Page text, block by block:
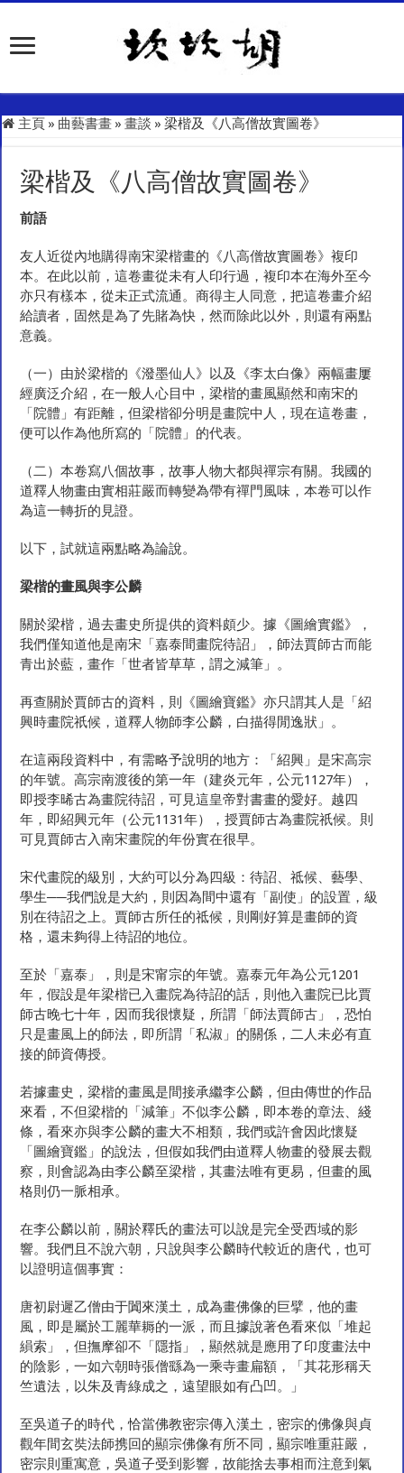
主頁 » 曲藝書畫 » 畫談 » 梁楷及《八高僧故實圖卷》
梁楷及《八高僧故實圖卷》
前語
友人近從內地購得南宋梁楷畫的《八高僧故實圖卷》複印
本。在此以前，這卷畫從未有人印行過，複印本在海外至今
亦只有樣本，從未正式流通。商得主人同意，把這卷畫介紹
給讀者，固然是為了先賭為快，然而除此以外，則還有兩點
意義。
（一）由於梁楷的《潑墨仙人》以及《李太白像》兩幅畫屢
經廣泛介紹，在一般人心目中，梁楷的畫風顯然和南宋的
「院體」有距離，但梁楷卻分明是畫院中人，現在這卷畫，
便可以作為他所寫的「院體」的代表。
（二）本卷寫八個故事，故事人物大都與禪宗有關。我國的
道釋人物畫由實相莊嚴而轉變為帶有禪門風味，本卷可以作
為這一轉折的見證。
以下，試就這兩點略為論說。
梁楷的畫風與李公麟
關於梁楷，過去畫史所提供的資料頗少。據《圖繪實鑑》，
我們僅知道他是南宋「嘉泰間畫院待詔」，師法賈師古而能
青出於藍，畫作「世者皆草草，謂之減筆」。
再查關於賈師古的資料，則《圖繪寶鑑》亦只謂其人是「紹
興時畫院祇候，道釋人物師李公麟，白描得閒逸狀」。
在這兩段資料中，有需略予說明的地方：「紹興」是宋高宗
的年號。高宗南渡後的第一年（建炎元年，公元1127年），
即授李晞古為畫院待詔，可見這皇帝對書畫的愛好。越四
年，即紹興元年（公元1131年），授賈師古為畫院祇候。則
可見賈師古入南宋畫院的年份實在很早。
宋代畫院的級別，大約可以分為四級：待詔、祗候、藝學、
學生──我們說是大約，則因為間中還有「副使」的設置，級
別在待詔之上。賈師古所任的祗候，則剛好算是畫師的資
格，還未夠得上待詔的地位。
至於「嘉泰」，則是宋甯宗的年號。嘉泰元年為公元1201
年，假設是年梁楷已入畫院為待詔的話，則他入畫院已比賈
師古晚七十年，因而我很懷疑，所謂「師法賈師古」，恐怕
只是畫風上的師法，即所謂「私淑」的關係，二人未必有直
接的師資傳授。
若據畫史，梁楷的畫風是間接承繼李公麟，但由傳世的作品
來看，不但梁楷的「減筆」不似李公麟，即本卷的章法、綫
條，看來亦與李公麟的畫大不相類，我們或許會因此懷疑
「圖繪寶鑑」的說法，但假如我們由道釋人物畫的發展去觀
察，則會認為由李公麟至梁楷，其畫法唯有更易，但畫的風
格則仍一脈相承。
在李公麟以前，關於釋氏的畫法可以說是完全受西域的影
響。我們且不說六朝，只說與李公麟時代較近的唐代，也可
以證明這個事實：
唐初尉遲乙僧由于闐來漢土，成為畫佛像的巨擘，他的畫
風，即是屬於工麗華耨的一派，而且據說著色看來似「堆起
縜索」，但撫摩卻不「隱指」，顯然就是應用了印度畫法中
的陰影，一如六朝時張僧繇為一乘寺畫扁額，「其花形稱天
竺遺法，以朱及青綠成之，遠望眼如有凸凹。」
至吳道子的時代，恰當佛教密宗傳入漢土，密宗的佛像與貞
觀年間玄奘法師携回的顯宗佛像有所不同，顯宗唯重莊嚴，
密宗則重寓意，吳道子受到影響，故能捨去事相而注意到氣